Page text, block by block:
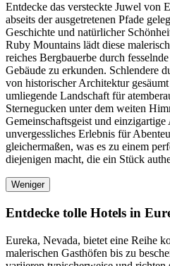
Entdecke das versteckte Juwel von
abseits der ausgetretenen Pfade
Geschichte und natürlicher
Ruby Mountains lädt diese
reiches Bergbauerbe durch
Gebäude zu erkunden. Schlendere
von historischer Architektur
umliegende Landschaft für
Sternegucken unter dem weiten
Gemeinschaftsgeist und
unvergessliches Erlebnis für
gleichermaßen, was es zu einem
diejenigen macht, die ein Stück
Weniger
Entdecke tolle Hotels in
Eureka, Nevada, bietet eine Reihe
malerischen Gasthöfen bis zu